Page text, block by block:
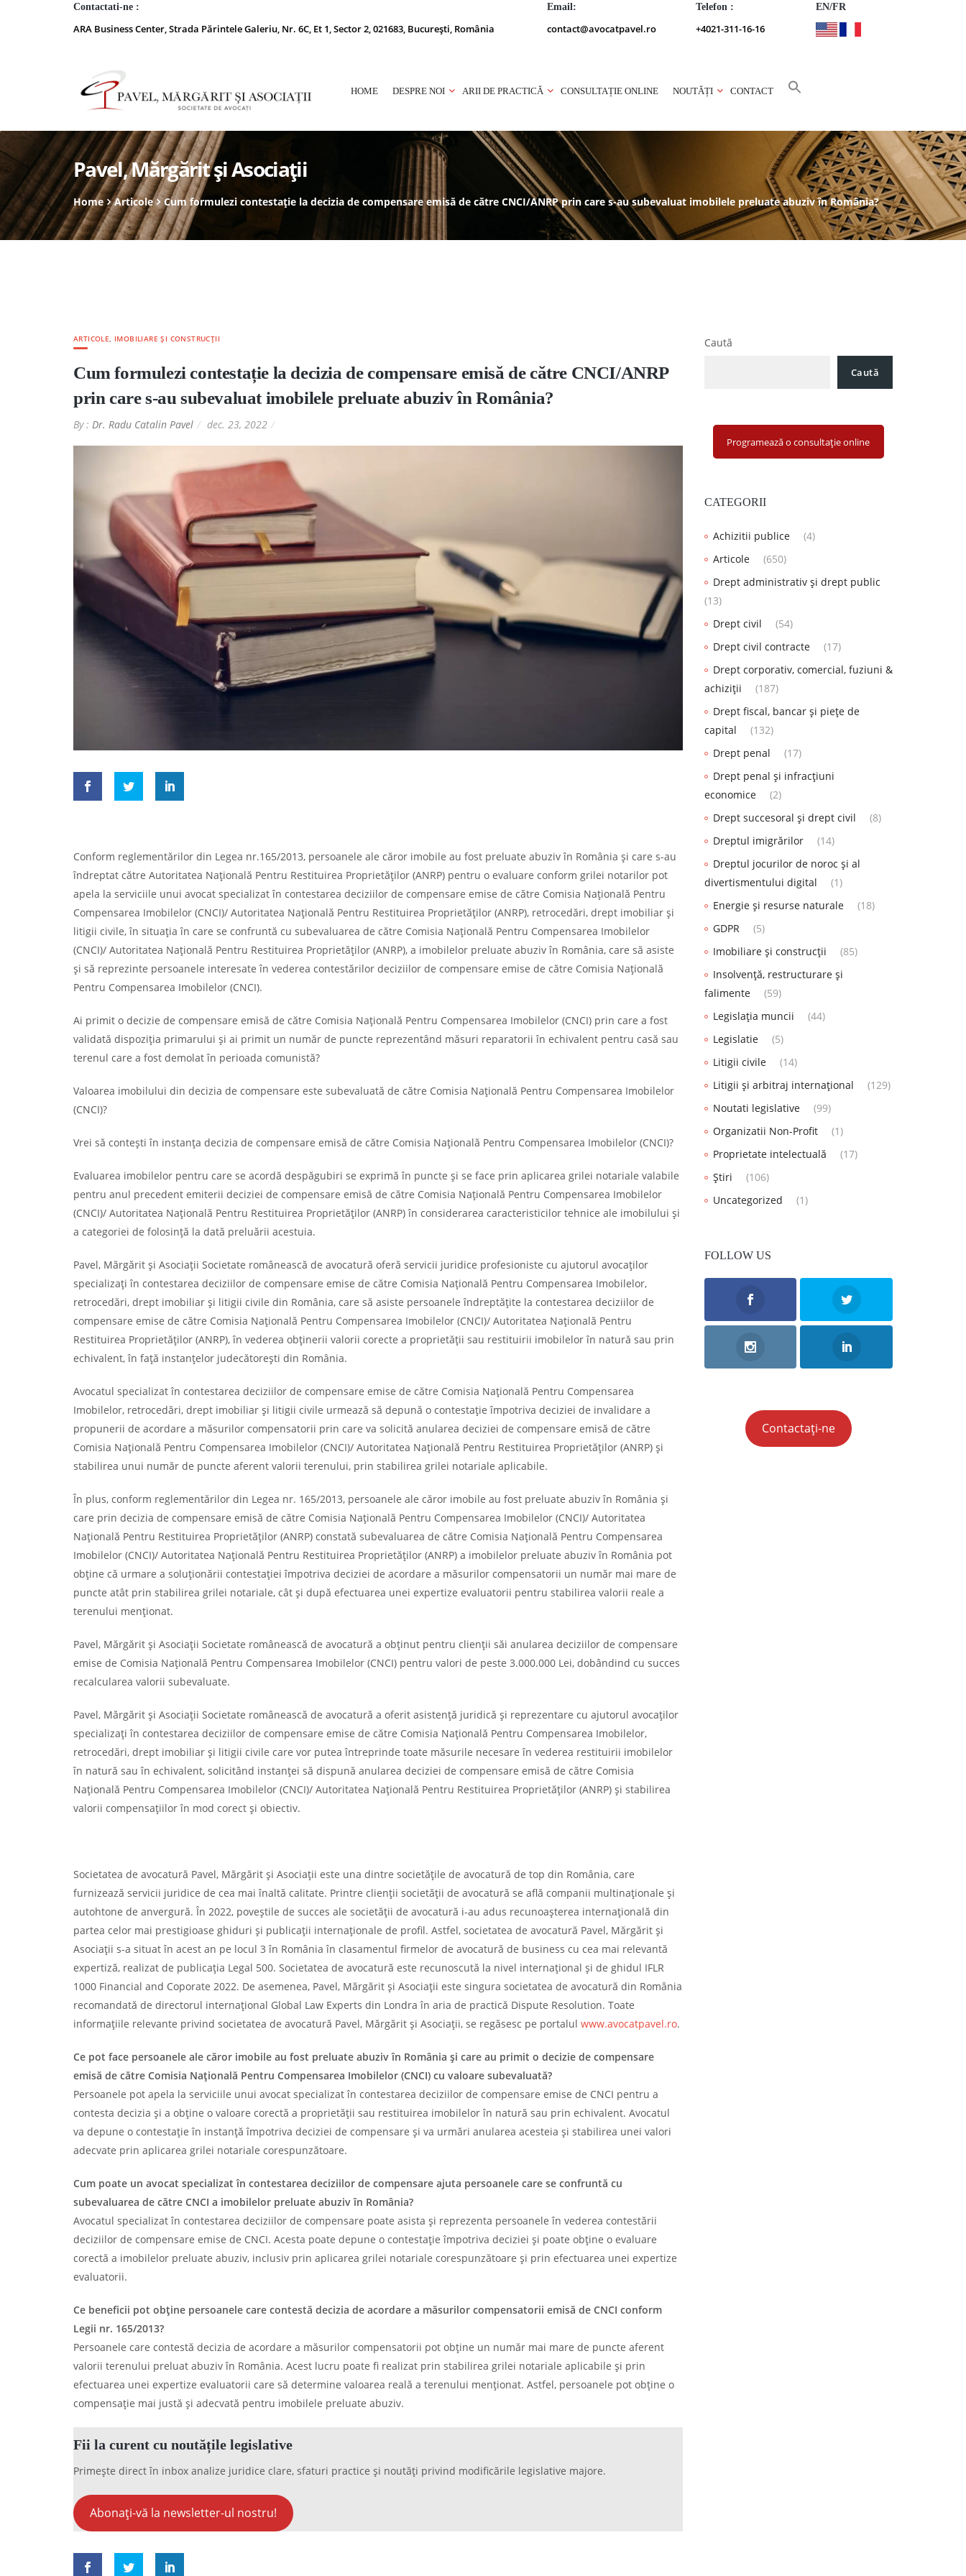
Contactati-ne :
ARA Business Center, Strada Părintele Galeriu, Nr. 6C, Et 1, Sector 2, 021683, București, România
Email:
contact@avocatpavel.ro
Telefon :
+4021-311-16-16
EN/FR
HOME DESPRE NOI ARII DE PRACTICĂ CONSULTAȚIE ONLINE NOUTĂȚI CONTACT
Pavel, Mărgărit și Asociații
Home Articole Cum formulezi contestație la decizia de compensare emisă de către CNCI/ANRP prin care s-au subevaluat imobilele preluate abuziv în România?
ARTICOLE, IMOBILIARE ȘI CONSTRUCȚII
Cum formulezi contestație la decizia de compensare emisă de către CNCI/ANRP
prin care s-au subevaluat imobilele preluate abuziv în România?
By : Dr. Radu Catalin Pavel dec. 23, 2022
Conform reglementărilor din Legea nr.165/2013, persoanele ale căror imobile au fost preluate abuziv în România și care s-au
îndreptat către Autoritatea Națională Pentru Restituirea Proprietăților (ANRP) pentru o evaluare conform grilei notarilor pot
apela la serviciile unui avocat specializat în contestarea deciziilor de compensare emise de către Comisia Națională Pentru
Compensarea Imobilelor (CNCI)/ Autoritatea Națională Pentru Restituirea Proprietăților (ANRP), retrocedări, drept imobiliar și
litigii civile, în situația în care se confruntă cu subevaluarea de către Comisia Națională Pentru Compensarea Imobilelor
(CNCI)/ Autoritatea Națională Pentru Restituirea Proprietăților (ANRP), a imobilelor preluate abuziv în România, care să asiste
și să reprezinte persoanele interesate în vederea contestărilor deciziilor de compensare emise de către Comisia Națională
Pentru Compensarea Imobilelor (CNCI).
Ai primit o decizie de compensare emisă de către Comisia Națională Pentru Compensarea Imobilelor (CNCI) prin care a fost
validată dispoziția primarului și ai primit un număr de puncte reprezentând măsuri reparatorii în echivalent pentru casă sau
terenul care a fost demolat în perioada comunistă?
Valoarea imobilului din decizia de compensare este subevaluată de către Comisia Națională Pentru Compensarea Imobilelor
(CNCI)?
Vrei să contești în instanța decizia de compensare emisă de către Comisia Națională Pentru Compensarea Imobilelor (CNCI)?
Evaluarea imobilelor pentru care se acordă despăgubiri se exprimă în puncte și se face prin aplicarea grilei notariale valabile
pentru anul precedent emiterii deciziei de compensare emisă de către Comisia Națională Pentru Compensarea Imobilelor
(CNCI)/ Autoritatea Națională Pentru Restituirea Proprietăților (ANRP) în considerarea caracteristicilor tehnice ale imobilului și
a categoriei de folosință la dată preluării acestuia.
Pavel, Mărgărit și Asociații Societate românească de avocatură oferă servicii juridice profesioniste cu ajutorul avocaților
specializați în contestarea deciziilor de compensare emise de către Comisia Națională Pentru Compensarea Imobilelor,
retrocedări, drept imobiliar și litigii civile din România, care să asiste persoanele îndreptățite la contestarea deciziilor de
compensare emise de către Comisia Națională Pentru Compensarea Imobilelor (CNCI)/ Autoritatea Națională Pentru
Restituirea Proprietăților (ANRP), în vederea obținerii valorii corecte a proprietății sau restituirii imobilelor în natură sau prin
echivalent, în față instanțelor judecătorești din România.
Avocatul specializat în contestarea deciziilor de compensare emise de către Comisia Națională Pentru Compensarea
Imobilelor, retrocedări, drept imobiliar și litigii civile urmează să depună o contestație împotriva deciziei de invalidare a
propunerii de acordare a măsurilor compensatorii prin care va solicită anularea deciziei de compensare emisă de către
Comisia Națională Pentru Compensarea Imobilelor (CNCI)/ Autoritatea Națională Pentru Restituirea Proprietăților (ANRP) și
stabilirea unui număr de puncte aferent valorii terenului, prin stabilirea grilei notariale aplicabile.
În plus, conform reglementărilor din Legea nr. 165/2013, persoanele ale căror imobile au fost preluate abuziv în România și
care prin decizia de compensare emisă de către Comisia Națională Pentru Compensarea Imobilelor (CNCI)/ Autoritatea
Națională Pentru Restituirea Proprietăților (ANRP) constată subevaluarea de către Comisia Națională Pentru Compensarea
Imobilelor (CNCI)/ Autoritatea Națională Pentru Restituirea Proprietăților (ANRP) a imobilelor preluate abuziv în România pot
obține că urmare a soluționării contestației împotriva deciziei de acordare a măsurilor compensatorii un număr mai mare de
puncte atât prin stabilirea grilei notariale, cât și după efectuarea unei expertize evaluatorii pentru stabilirea valorii reale a
terenului menționat.
Pavel, Mărgărit și Asociații Societate românească de avocatură a obținut pentru clienții săi anularea deciziilor de compensare
emise de Comisia Națională Pentru Compensarea Imobilelor (CNCI) pentru valori de peste 3.000.000 Lei, dobândind cu succes
recalcularea valorii subevaluate.
Pavel, Mărgărit și Asociații Societate românească de avocatură a oferit asistență juridică și reprezentare cu ajutorul avocaților
specializați în contestarea deciziilor de compensare emise de către Comisia Națională Pentru Compensarea Imobilelor,
retrocedări, drept imobiliar și litigii civile care vor putea întreprinde toate măsurile necesare în vederea restituirii imobilelor
în natură sau în echivalent, solicitând instanţei să dispună anularea deciziei de compensare emisă de către Comisia
Națională Pentru Compensarea Imobilelor (CNCI)/ Autoritatea Națională Pentru Restituirea Proprietăților (ANRP) şi stabilirea
valorii compensaţiilor în mod corect şi obiectiv.
Societatea de avocatură Pavel, Mărgărit și Asociații este una dintre societățile de avocatură de top din România, care
furnizează servicii juridice de cea mai înaltă calitate. Printre clienții societății de avocatură se află companii multinaționale și
autohtone de anvergură. În 2022, poveștile de succes ale societății de avocatură i-au adus recunoașterea internațională din
partea celor mai prestigioase ghiduri și publicații internaționale de profil. Astfel, societatea de avocatură Pavel, Mărgărit și
Asociații s-a situat în acest an pe locul 3 în România în clasamentul firmelor de avocatură de business cu cea mai relevantă
expertiză, realizat de publicația Legal 500. Societatea de avocatură este recunoscută la nivel internațional și de ghidul IFLR
1000 Financial and Coporate 2022. De asemenea, Pavel, Mărgărit și Asociații este singura societatea de avocatură din România
recomandată de directorul internațional Global Law Experts din Londra în aria de practică Dispute Resolution. Toate
informațiile relevante privind societatea de avocatură Pavel, Mărgărit și Asociații, se regăsesc pe portalul www.avocatpavel.ro.
Ce pot face persoanele ale căror imobile au fost preluate abuziv în România și care au primit o decizie de compensare
emisă de către Comisia Națională Pentru Compensarea Imobilelor (CNCI) cu valoare subevaluată?
Persoanele pot apela la serviciile unui avocat specializat în contestarea deciziilor de compensare emise de CNCI pentru a
contesta decizia și a obține o valoare corectă a proprietății sau restituirea imobilelor în natură sau prin echivalent. Avocatul
va depune o contestație în instanță împotriva deciziei de compensare și va urmări anularea acesteia și stabilirea unei valori
adecvate prin aplicarea grilei notariale corespunzătoare.
Cum poate un avocat specializat în contestarea deciziilor de compensare ajuta persoanele care se confruntă cu
subevaluarea de către CNCI a imobilelor preluate abuziv în România?
Avocatul specializat în contestarea deciziilor de compensare poate asista și reprezenta persoanele în vederea contestării
deciziilor de compensare emise de CNCI. Acesta poate depune o contestație împotriva deciziei și poate obține o evaluare
corectă a imobilelor preluate abuziv, inclusiv prin aplicarea grilei notariale corespunzătoare și prin efectuarea unei expertize
evaluatorii.
Ce beneficii pot obține persoanele care contestă decizia de acordare a măsurilor compensatorii emisă de CNCI conform
Legii nr. 165/2013?
Persoanele care contestă decizia de acordare a măsurilor compensatorii pot obține un număr mai mare de puncte aferent
valorii terenului preluat abuziv în România. Acest lucru poate fi realizat prin stabilirea grilei notariale aplicabile și prin
efectuarea unei expertize evaluatorii care să determine valoarea reală a terenului menționat. Astfel, persoanele pot obține o
compensație mai justă și adecvată pentru imobilele preluate abuziv.
Fii la curent cu noutățile legislative
Primește direct în inbox analize juridice clare, sfaturi practice și noutăți privind modificările legislative majore.
Abonați-vă la newsletter-ul nostru!
Caută
Caută
Programează o consultație online
CATEGORII
Achizitii publice
(4)
Articole
(650)
Drept administrativ și drept public
(13)
Drept civil
(54)
Drept civil contracte
(17)
Drept corporativ, comercial, fuziuni &
achiziții
(187)
Drept fiscal, bancar și piețe de
capital
(132)
Drept penal
(17)
Drept penal și infracțiuni
economice
(2)
Drept succesoral și drept civil
(8)
Dreptul imigrărilor
(14)
Dreptul jocurilor de noroc și al
divertismentului digital
(1)
Energie și resurse naturale
(18)
GDPR
(5)
Imobiliare și construcții
(85)
Insolvență, restructurare și
falimente
(59)
Legislația muncii
(44)
Legislatie
(5)
Litigii civile
(14)
Litigii și arbitraj internațional
(129)
Noutati legislative
(99)
Organizatii Non-Profit
(1)
Proprietate intelectuală
(17)
Știri
(106)
Uncategorized
(1)
FOLLOW US
Contactați-ne